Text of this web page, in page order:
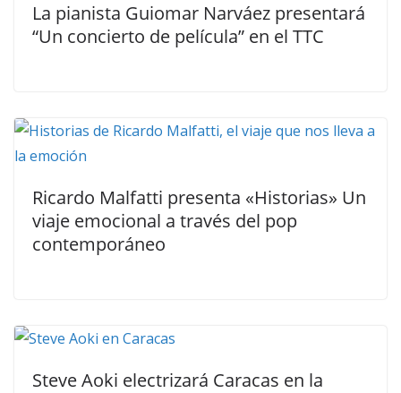
La pianista Guiomar Narváez presentará
“Un concierto de película” en el TTC
Ricardo Malfatti presenta «Historias» Un
viaje emocional a través del pop
contemporáneo
Steve Aoki electrizará Caracas en la